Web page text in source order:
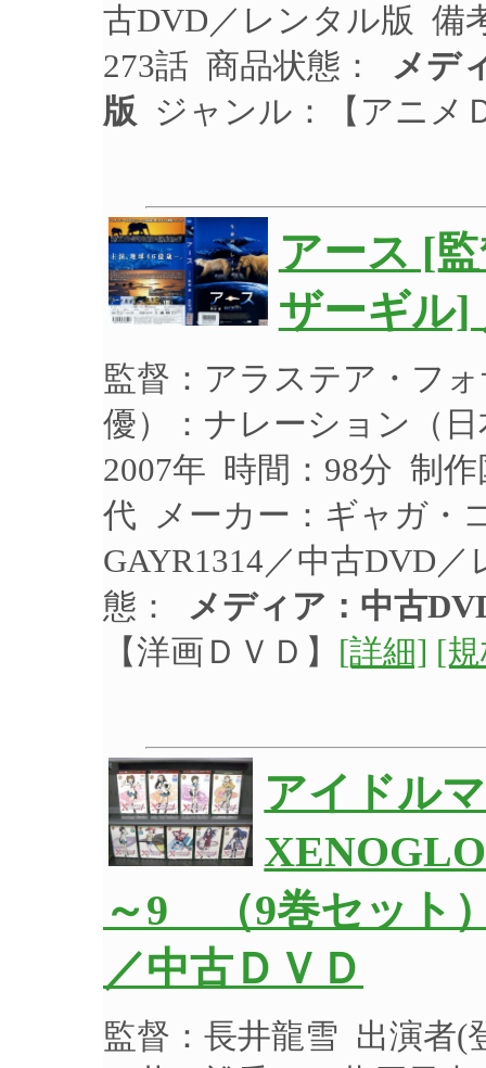
古DVD／レンタル版 備
273話 商品状態：
メデ
版 ジャンル：【アニメ
アース [
ザーギル]
監督：アラステア・フ
優）：ナレーション（
2007年 時間：98分 制
代 メーカー：ギャガ・
GAYR1314／中古DVD
態：
メディア：中古
【洋画ＤＶＤ】 [詳細] [
アイドル
～9 （9巻セット
／中古ＤＶＤ
監督：長井龍雪 出演者(